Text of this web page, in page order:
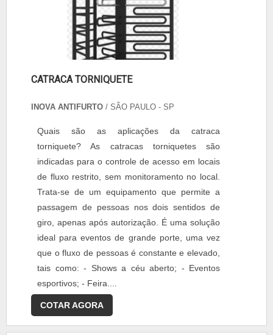
CATRACA TORNIQUETE
INOVA ANTIFURTO / SÃO PAULO - SP
Quais são as aplicações da catraca
torniquete? As catracas torniquetes são
indicadas para o controle de acesso em locais
de fluxo restrito, sem monitoramento no local.
Trata-se de um equipamento que permite a
passagem de pessoas nos dois sentidos de
giro, apenas após autorização. É uma solução
ideal para eventos de grande porte, uma vez
que o fluxo de pessoas é constante e elevado,
tais como: - Shows a céu aberto; - Eventos
esportivos; - Feira....
COTAR AGORA